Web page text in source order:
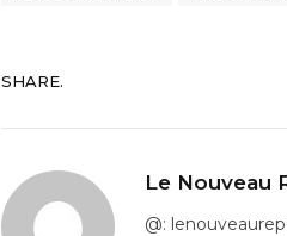
SHARE.
Le Nouveau
@: